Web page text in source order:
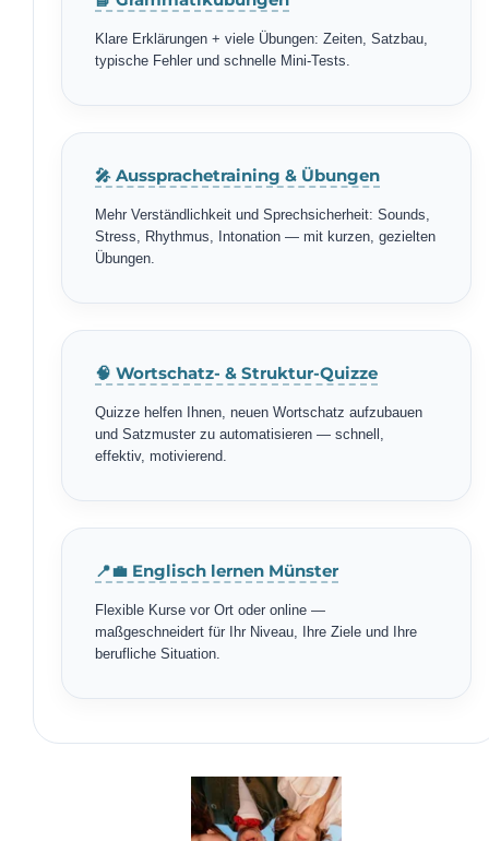
Klare Erklärungen + viele Übungen: Zeiten, Satzbau,
typische Fehler und schnelle Mini-Tests.
🎤 Aussprachetraining & Übungen
Mehr Verständlichkeit und Sprechsicherheit: Sounds,
Stress, Rhythmus, Intonation — mit kurzen, gezielten
Übungen.
🧠 Wortschatz- & Struktur-Quizze
Quizze helfen Ihnen, neuen Wortschatz aufzubauen
und Satzmuster zu automatisieren — schnell,
effektiv, motivierend.
📍💼 Englisch lernen Münster
Flexible Kurse vor Ort oder online —
maßgeschneidert für Ihr Niveau, Ihre Ziele und Ihre
berufliche Situation.